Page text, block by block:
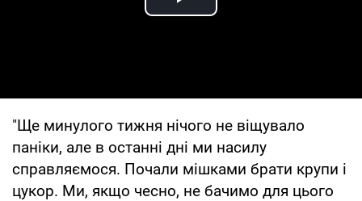
Play Video
"Ще минулого тижня нічого не віщувало
паніки, але в останні дні ми насилу
справляємося. Почали мішками брати крупи і
цукор. Ми, якщо чесно, не бачимо для цього